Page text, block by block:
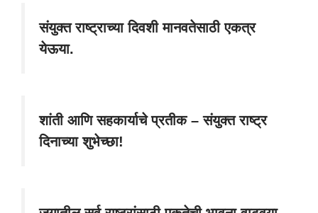
संयुक्त राष्ट्राच्या दिवशी मानवतेसाठी एकत्र
येऊया.
शांती आणि सहकार्याचे प्रतीक – संयुक्त राष्ट्र
दिनाच्या शुभेच्छा!